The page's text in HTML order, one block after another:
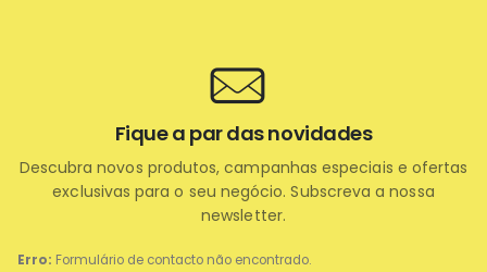
Erro: Formulário de contacto não encontrado.
Fique a par das novidades
Descubra novos produtos, campanhas especiais e ofertas
exclusivas para o seu negócio. Subscreva a nossa
newsletter.